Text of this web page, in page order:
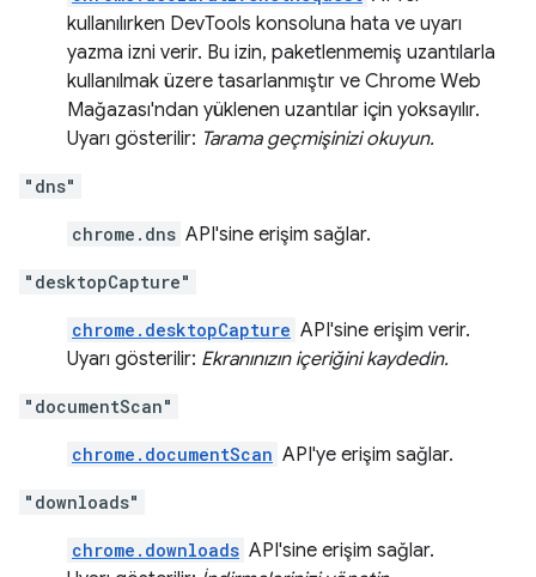
kullanılırken DevTools konsoluna hata ve uyarı
yazma izni verir. Bu izin, paketlenmemiş uzantılarla
kullanılmak üzere tasarlanmıştır ve Chrome Web
Mağazası'ndan yüklenen uzantılar için yoksayılır.
Uyarı gösterilir: Tarama geçmişinizi okuyun.
"dns"
chrome.dns API'sine erişim sağlar.
"desktopCapture"
chrome.desktopCapture API'sine erişim verir.
Uyarı gösterilir: Ekranınızın içeriğini kaydedin.
"documentScan"
chrome.documentScan API'ye erişim sağlar.
"downloads"
chrome.downloads API'sine erişim sağlar.